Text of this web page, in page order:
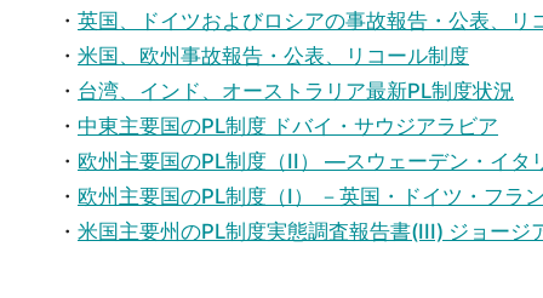
・ 英国、ドイツおよびロシアの事故報告・公表、リ
・ 米国、欧州事故報告・公表、リコール制度
・ 台湾、インド、オーストラリア最新PL制度状況
・ 中東主要国のPL制度 ドバイ・サウジアラビア
・ 欧州主要国のPL制度（II） ―スウェーデン・イ
・ 欧州主要国のPL制度（I） －英国・ドイツ・フラ
・ 米国主要州のPL制度実態調査報告書(III) ジョー